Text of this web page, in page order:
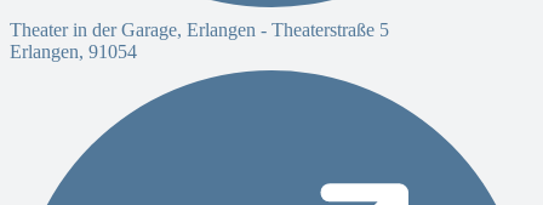
Theater in der Garage, Erlangen - Theaterstraße 5
Erlangen, 91054